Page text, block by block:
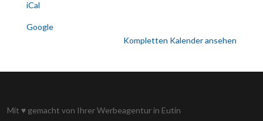
iCal
Google
Kompletten Kalender ansehen
Mit ♥ gemacht von IhrerWerbeagentur in Eutin